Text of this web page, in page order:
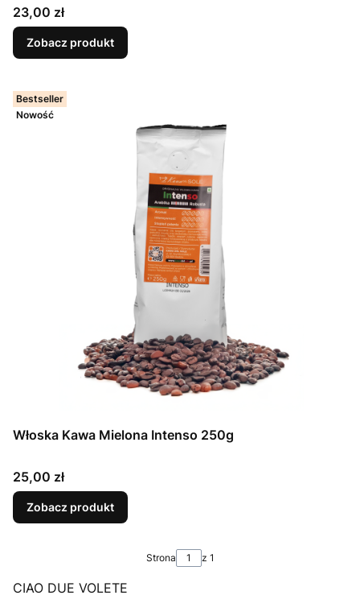
Cena
23,00 zł
Zobacz produkt
Bestseller
Nowość
Włoska Kawa Mielona Intenso 250g
Cena
25,00 zł
Zobacz produkt
Strona z 1
CIAO DUE VOLETE